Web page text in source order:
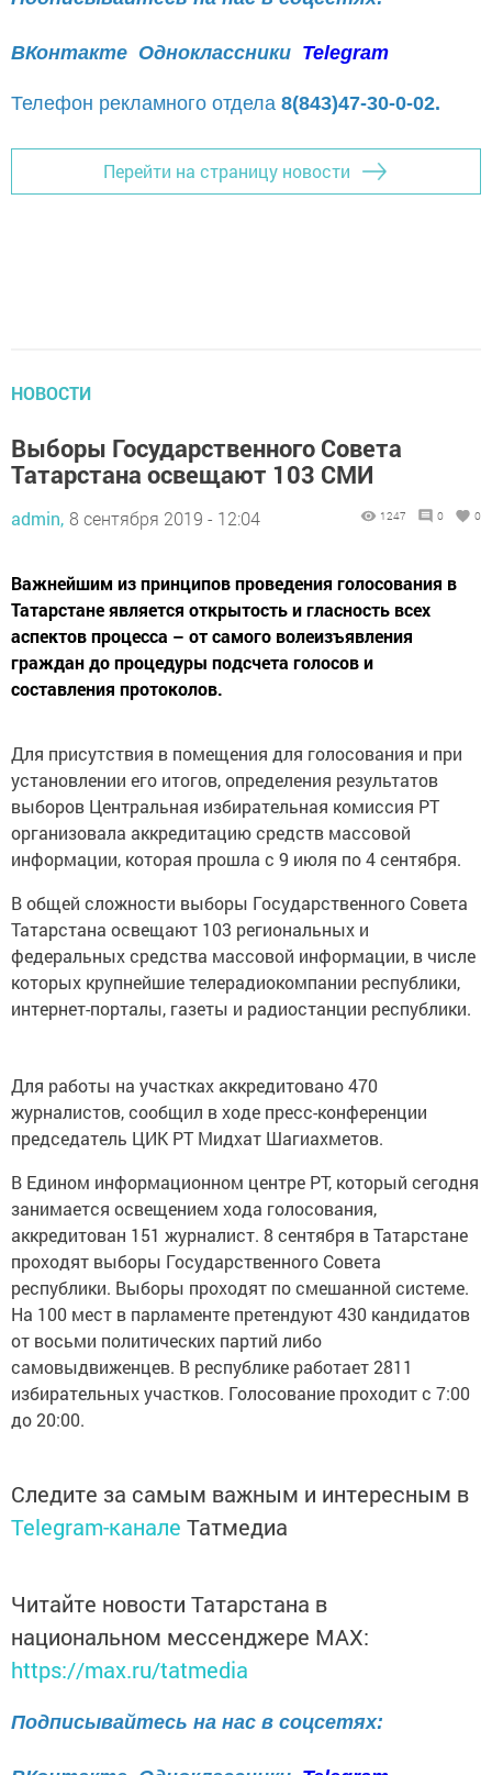
ВКонтакте Одноклассники Telegram
Телефон рекламного отдела 8(843)47-30-0-02.
Перейти на страницу новости
НОВОСТИ
Выборы Государственного Совета
Татарстана освещают 103 СМИ
admin, 8 сентября 2019 - 12:04 1247 0 0
Важнейшим из принципов проведения голосования в
Татарстане является открытость и гласность всех
аспектов процесса – от самого волеизъявления
граждан до процедуры подсчета голосов и
составления протоколов.
Для присутствия в помещения для голосования и при
установлении его итогов, определения результатов
выборов Центральная избирательная комиссия РТ
организовала аккредитацию средств массовой
информации, которая прошла с 9 июля по 4 сентября.
В общей сложности выборы Государственного Совета
Татарстана освещают 103 региональных и
федеральных средства массовой информации, в числе
которых крупнейшие телерадиокомпании республики,
интернет-порталы, газеты и радиостанции республики.
Для работы на участках аккредитовано 470
журналистов, сообщил в ходе пресс-конференции
председатель ЦИК РТ Мидхат Шагиахметов.
В Едином информационном центре РТ, который сегодня
занимается освещением хода голосования,
аккредитован 151 журналист. 8 сентября в Татарстане
проходят выборы Государственного Совета
республики. Выборы проходят по смешанной системе.
На 100 мест в парламенте претендуют 430 кандидатов
от восьми политических партий либо
самовыдвиженцев. В республике работает 2811
избирательных участков. Голосование проходит с 7:00
до 20:00.
Следите за самым важным и интересным в
Telegram-канале Татмедиа
Читайте новости Татарстана в
национальном мессенджере MАХ:
https://max.ru/tatmedia
Подписывайтесь на нас в соцсетях: